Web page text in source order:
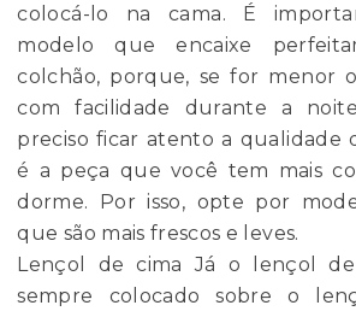
colocá-lo na cama. É
modelo que encaixe
colchão, porque, se for menor
com facilidade durante a
preciso ficar atento a qualidade
é a peça que você tem mais
dorme. Por isso, opte por
que são mais frescos e leves.
Lençol de cima Já o lençol
sempre colocado sobre o